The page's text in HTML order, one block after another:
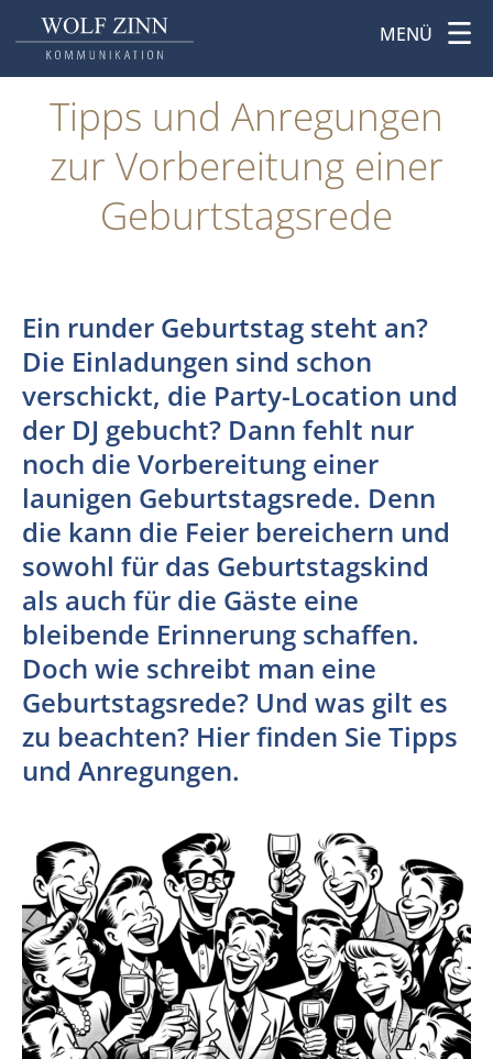
MENÜ
Tipps und Anregungen
zur Vorbereitung einer
Geburtstagsrede
Ein runder Geburtstag steht an?
Die Einladungen sind schon
verschickt, die Party-Location und
der DJ gebucht? Dann fehlt nur
noch die Vorbereitung einer
launigen Geburtstagsrede. Denn
die kann die Feier bereichern und
sowohl für das Geburtstagskind
als auch für die Gäste eine
bleibende Erinnerung schaffen.
Doch wie schreibt man eine
Geburtstagsrede? Und was gilt es
zu beachten? Hier finden Sie Tipps
und Anregungen.